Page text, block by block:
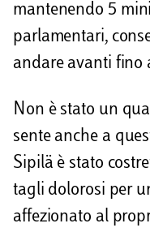
mantenendo 5
parlamentari,
andare avanti fino
Non è stato un
sente anche a
Sipilä è stato
tagli dolorosi per
affezionato al